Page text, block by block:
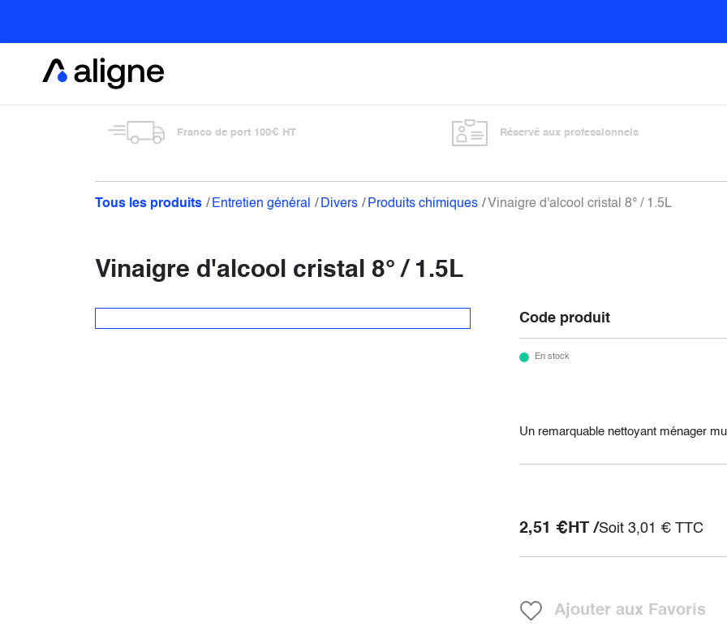
Franco de port 100€ HT Réservé aux professionnels
Tous les produits Entretien général Divers Produits chimiques Vinaigre d'alcool cristal 8° / 1.5L
Vinaigre d'alcool cristal 8° / 1.5L
Code produit
En stock
Un remarquable nettoyant ménager
2,51 € HT /Soit 3,01 €TTC
Ajouter aux Favoris